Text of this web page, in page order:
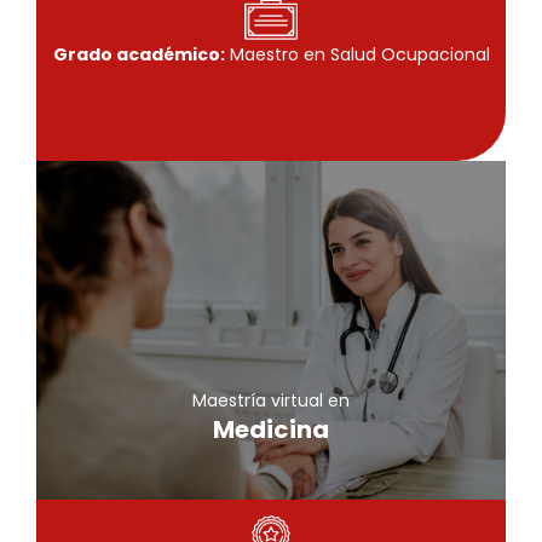
Grado académico:Maestro en Salud Ocupacional
Maestría virtual en
Medicina
Medicina
Conoce más